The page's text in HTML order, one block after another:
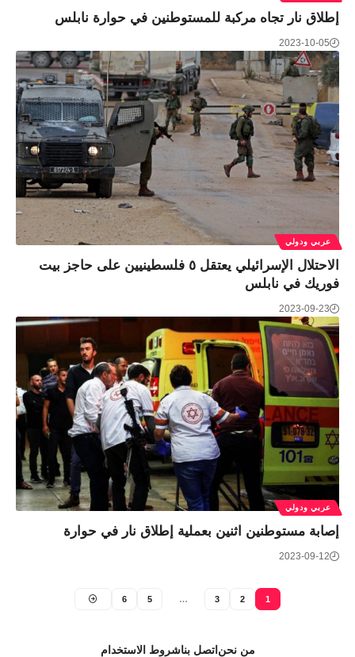
إطلاق نار تجاه مركبة للمستوطنين في حوارة نابلس
2023-10-05
عربي ودولي
الاحتلال الإسرائيلي يعتقل ٥ فلسطينيين على حاجز بيت
فوريك في نابلس
2023-09-23
عربي ودولي
إصابة مستوطنين اثنين بعملية إطلاق نار في حوارة
2023-09-12
1
2
3
…
5
6
من نحن اتصل بناشروط الاستخدام